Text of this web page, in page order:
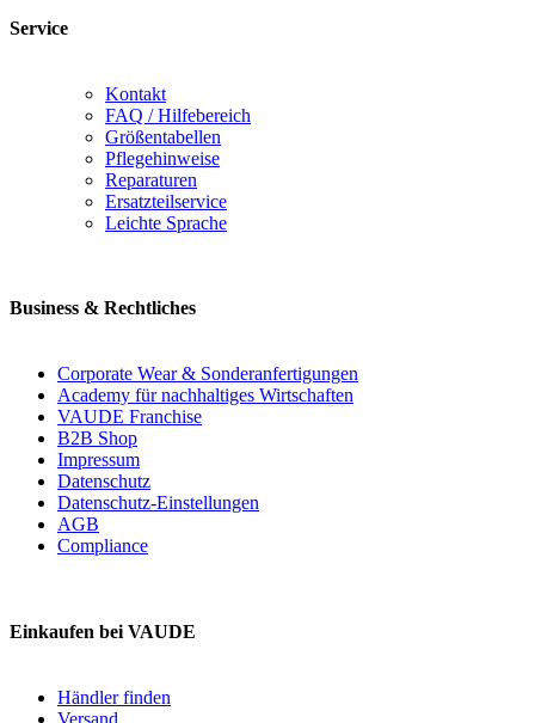
Service
Kontakt
FAQ / Hilfebereich
Größentabellen
Pflegehinweise
Reparaturen
Ersatzteilservice
Leichte Sprache
Business & Rechtliches
Corporate Wear & Sonderanfertigungen
Academy für nachhaltiges Wirtschaften
VAUDE Franchise
B2B Shop
Impressum
Datenschutz
Datenschutz-Einstellungen
AGB
Compliance
Einkaufen bei VAUDE
Händler finden
Versand